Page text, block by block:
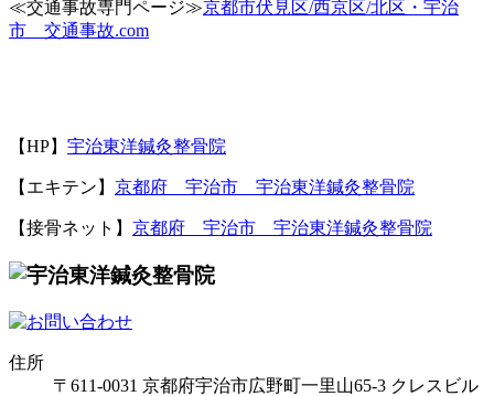
≪交通事故専門ページ≫京都市伏見区/西京区/北区・宇治
市 交通事故.com
【HP】 宇治東洋鍼灸整骨院
【エキテン】 京都府 宇治市 宇治東洋鍼灸整骨院
【接骨ネット】 京都府 宇治市 宇治東洋鍼灸整骨院
住所
〒611-0031 京都府宇治市広野町一里山65-3 クレスビル